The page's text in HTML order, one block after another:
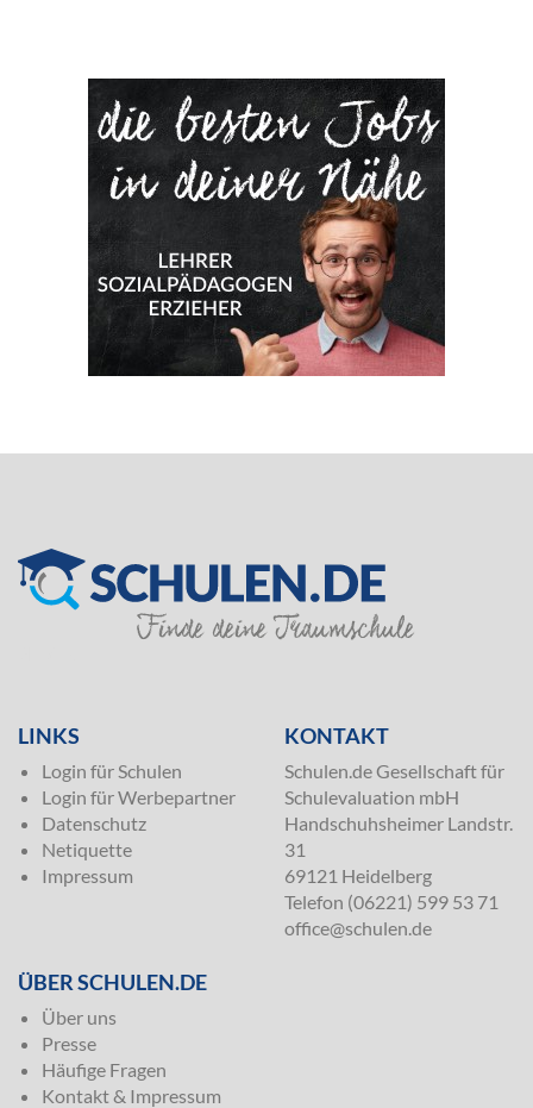
LINKS
Login für Schulen
Login für Werbepartner
Datenschutz
Netiquette
Impressum
KONTAKT
Schulen.de Gesellschaft für
Schulevaluation mbH
Handschuhsheimer Landstr.
31
69121 Heidelberg
Telefon (06221) 599 53 71
office@schulen.de
ÜBER SCHULEN.DE
Über uns
Presse
Häufige Fragen
Kontakt & Impressum